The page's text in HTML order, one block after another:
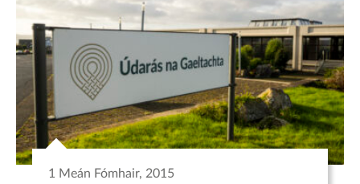
1 Meán Fómhair, 2015